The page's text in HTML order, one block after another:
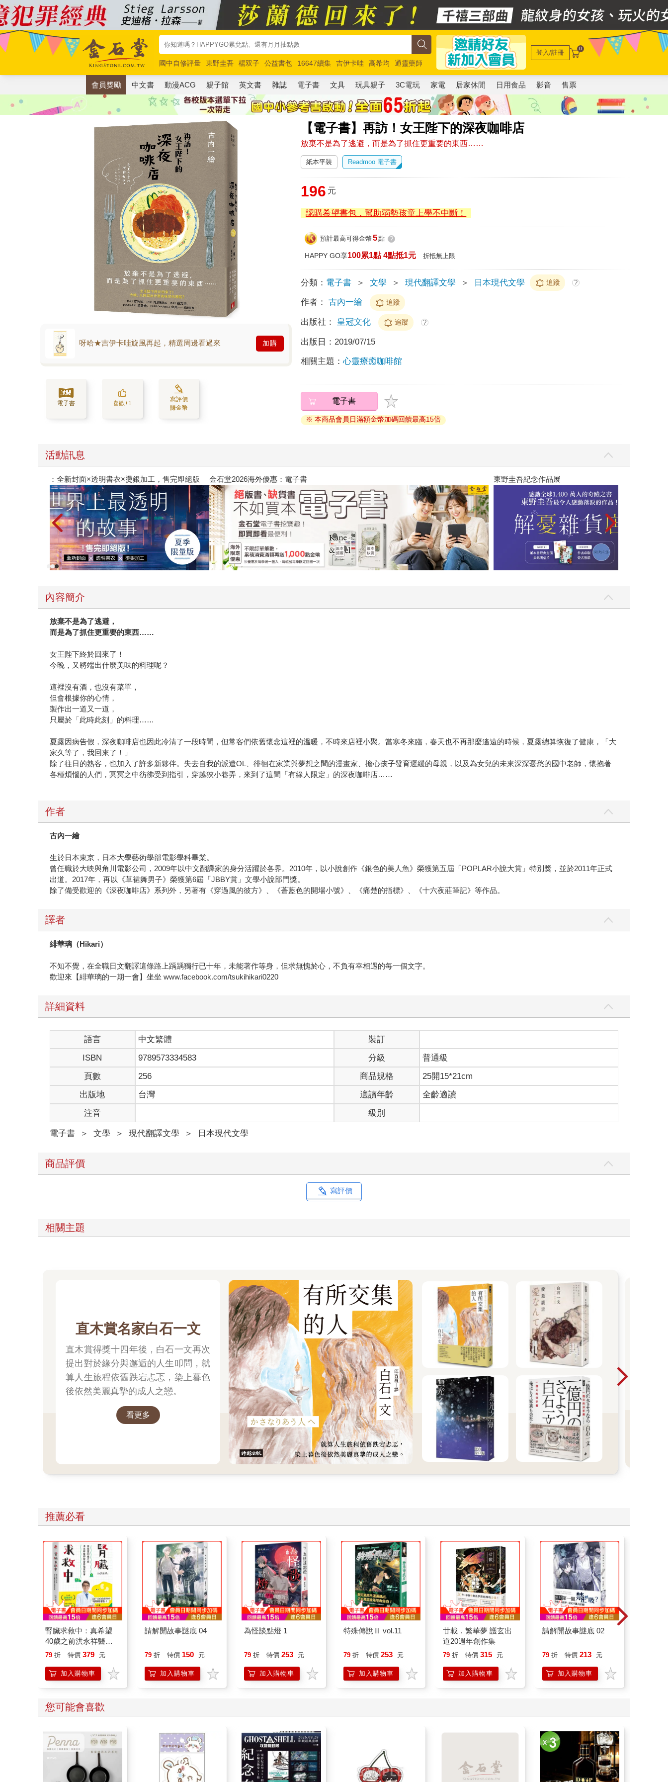
國中自修評量 東野圭吾 楊双子 公益書包 16647續集 吉伊卡哇 高希均
通靈藥師
唯紅花綻放
奧德賽 路邊攤新作 馬斯克 玩具總動員5 超慢跑
登入/註冊 0
會員獎勵 中文書 動漫ACG 親子館 英文書 雜誌 電子書 文具 玩具親子 3C電玩 家電 居家休閒 日用食品 影音 售票
【電子書】再訪！女王陛下的深夜咖啡店
放棄不是為了逃避，而是為了抓住更重要的東西……
呀哈★吉伊卡哇旋風再起，精選周邊看過來 加購
電子書 喜歡+1
寫評價
賺金幣
紙本平裝 Readmoo 電子書
196 元
認購希望書包，幫助弱勢孩童上學不中斷！
預計最高可得金幣 5點 ?
HAPPY GO享100累1點 4點抵1元 折抵無上限
分類： 電子書 ＞ 文學 ＞ 現代翻譯文學 ＞ 日本現代文學 追蹤 ?
作者： 古內一繪 追蹤
出版社： 皇冠文化 追蹤 ?
出版日： 2019/07/15
相關主題：心靈療癒咖啡館
電子書
※ 本商品會員日滿額金幣加碼回饋最高15倍
活動訊息
東野圭吾紀念作品展
限量版】：全新封面×透明書衣×燙銀加工，售完即絕版 金石堂2026海外優惠：電子書
內容簡介
放棄不是為了逃避，
而是為了抓住更重要的東西……
女王陛下終於回來了！
今晚，又將端出什麼美味的料理呢？
這裡沒有酒，也沒有菜單，
但會根據你的心情，
製作出一道又一道，
只屬於「此時此刻」的料理……
夏露因病告假，深夜咖啡店也因此冷清了一段時間，但常客們依舊懷念這裡的溫暖，不時來店裡小聚。當寒冬來臨，春天也不再那麼遙遠的時候，夏露總算恢復了健康，「大
家久等了，我回來了！」
除了往日的熟客，也加入了許多新夥伴。失去自我的派遣OL、徘徊在家業與夢想之間的漫畫家、擔心孩子發育遲緩的母親，以及為女兒的未來深深憂愁的國中老師，懷抱著
各種煩惱的人們，冥冥之中彷彿受到指引，穿越狹小巷弄，來到了這間「有緣人限定」的深夜咖啡店……
作者
古內一繪
生於日本東京，日本大學藝術學部電影學科畢業。
曾任職於大映與角川電影公司，2009年以中文翻譯家的身分活躍於各界。2010年，以小說創作《銀色的美人魚》榮獲第五屆「POPLAR小說大賞」特別獎，並於2011年正式
出道。2017年，再以《草裙舞男子》榮獲第6屆「JBBY賞」文學小說部門獎。
除了備受歡迎的《深夜咖啡店》系列外，另著有《穿過風的彼方》、《蒼藍色的開場小號》、《痛楚的指標》、《十六夜莊筆記》等作品。
譯者
緋華璃（Hikari）
不知不覺，在全職日文翻譯這條路上踽踽獨行已十年，未能著作等身，但求無愧於心，不負有幸相遇的每一個文字。
歡迎來【緋華璃的一期一會】坐坐 www.facebook.com/tsukihikari0220
詳細資料
語言 中文繁體
裝訂
ISBN
9789573334583 分級
普通級
頁數
256 商品規格
25開15*21cm
出版地
台灣 適讀年齡
全齡適讀
注音
級別
電子書 ＞ 文學 ＞ 現代翻譯文學 ＞ 日本現代文學
商品評價
寫評價
相關主題
直木賞名家白石一文
直木賞得獎十四年後，白石一文再次
提出對於緣分與邂逅的人生叩問，就
算人生旅程依舊跌宕忐忑，染上暮色
後依然美麗真摯的成人之戀。
看更多
推薦必看
腎臟求救中：真希望
40歲之前洪永祥醫師
就告訴我這些事
79 折 特價 379 元
加入購物車
請解開故事謎底 04
79 折 特價 150 元
加入購物車
為怪談點燈 1
79 折 特價 253 元
加入購物車
特殊傳說Ⅲ vol.11
79 折 特價 253 元
加入購物車
廿載．繁華夢 護玄出
道20週年創作集
79 折 特價 315 元
加入購物車
請解開故事謎底 02
79 折 特價 213 元
加入購物車
您可能會喜歡